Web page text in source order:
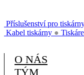
Příslušenství pro
Kabel tiskárny ●
O NÁS
TÝM